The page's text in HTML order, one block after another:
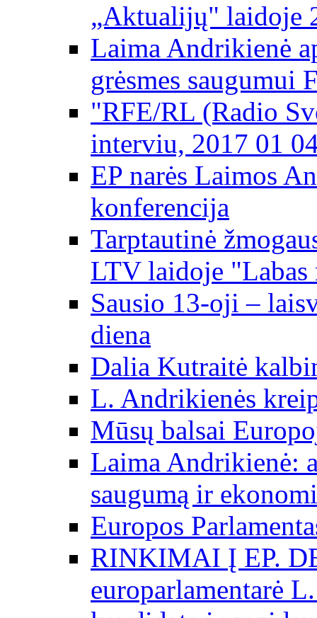
„Aktualijų" laidoje
Laima Andrikienė
grėsmes saugumui
"RFE/RL (Radio
interviu, 2017 01
EP narės Laimos
konferencija
Tarptautinė
LTV laidoje
Sausio 13-oji –
diena
Dalia Kutraitė
L. Andrikienės
Mūsų balsai
Laima Andrikienė:
saugumą ir
Europos
RINKIMAI Į EP.
europarlamentarė